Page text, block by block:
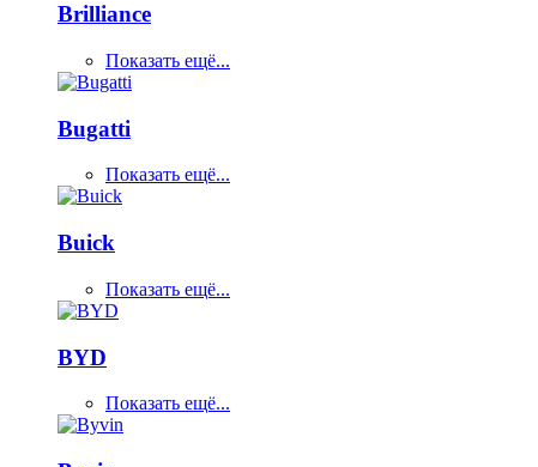
Brilliance
Показать ещё...
Bugatti
Показать ещё...
Buick
Показать ещё...
BYD
Показать ещё...